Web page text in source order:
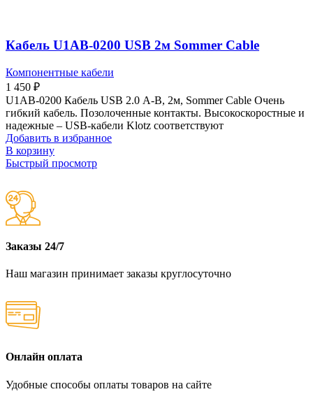
Кабель U1AB-0200 USB 2м Sommer Cable
Компонентные кабели
1 450 ₽
U1AB-0200 Кабель USB 2.0 А-В, 2м, Sommer Cable Очень
гибкий кабель. Позолоченные контакты. Высокоскоростные и
надежные – USB-кабели Klotz соответствуют
Добавить в избранное
В корзину
Быстрый просмотр
Заказы 24/7
Наш магазин принимает заказы круглосуточно
Онлайн оплата
Удобные способы оплаты товаров на сайте